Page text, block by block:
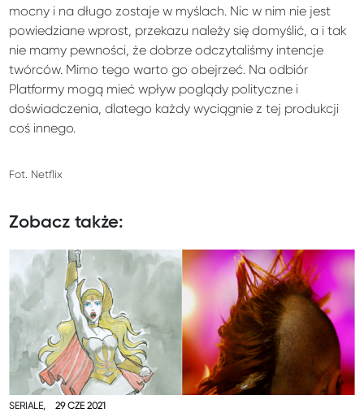
mocny i na długo zostaje w myślach. Nic w nim nie jest
powiedziane wprost, przekazu należy się domyślić, a i tak
nie mamy pewności, że dobrze odczytaliśmy intencje
twórców. Mimo tego warto go obejrzeć. Na odbiór
Platformy mogą mieć wpływ poglądy polityczne i
doświadczenia, dlatego każdy wyciągnie z tej produkcji
coś innego.
Fot. Netflix
Zobacz także:
SERIALE, 29 CZE 2021